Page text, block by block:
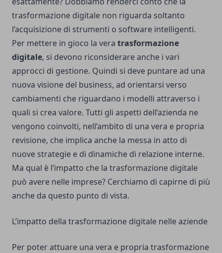
trasformazione digitale non riguarda soltanto
l’acquisizione di strumenti o software intelligenti.
Per mettere in gioco la vera trasformazione
digitale, si devono riconsiderare anche i vari
approcci di gestione. Quindi si deve puntare ad una
nuova visione del business, ad orientarsi verso
cambiamenti che riguardano i modelli attraverso i
quali si crea valore. Tutti gli aspetti dell’azienda ne
vengono coinvolti, nell’ambito di una vera e propria
revisione, che implica anche la messa in atto di
nuove strategie e di dinamiche di relazione interne.
Ma qual è l’impatto che la trasformazione digitale
può avere nelle imprese? Cerchiamo di capirne di più
anche da questo punto di vista.
L’impatto della trasformazione digitale nelle aziende
Per poter attuare una vera e propria trasformazione